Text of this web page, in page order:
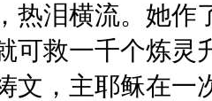
热泪横流。她作
可救一千个炼灵
文，主耶稣在一